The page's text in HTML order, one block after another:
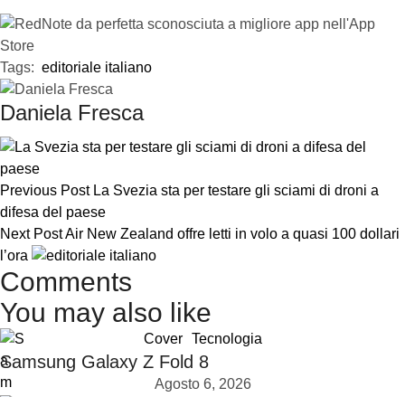
Tags: editoriale italiano
Daniela Fresca
Previous Post La Svezia sta per testare gli sciami di droni a
difesa del paese
Next PostAir New Zealand offre letti in volo a quasi 100 dollari
l’ora
Comments
You may also like
Cover Tecnologia
Samsung Galaxy Z Fold 8
Agosto 6, 2026